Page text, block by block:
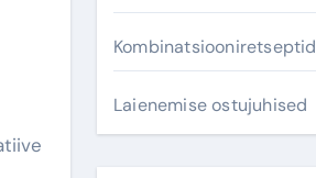
Kombinatsiooniretseptid
Laienemise ostujuhised